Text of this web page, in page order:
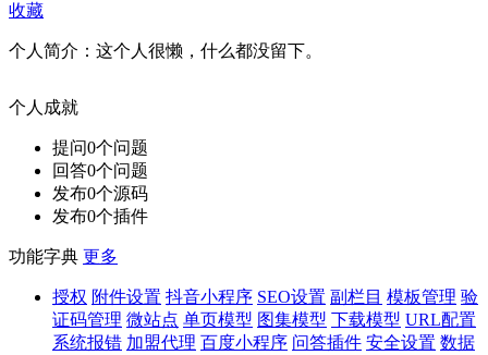
收藏
个人简介： 这个人很懒，什么都没留下。
个人成就
提问0个问题
回答0个问题
发布0个源码
发布0个插件
功能字典 更多
授权 附件设置 抖音小程序 SEO设置 副栏目 模板管理 验
证码管理 微站点 单页模型 图集模型 下载模型 URL配置
系统报错 加盟代理 百度小程序 问答插件 安全设置 数据